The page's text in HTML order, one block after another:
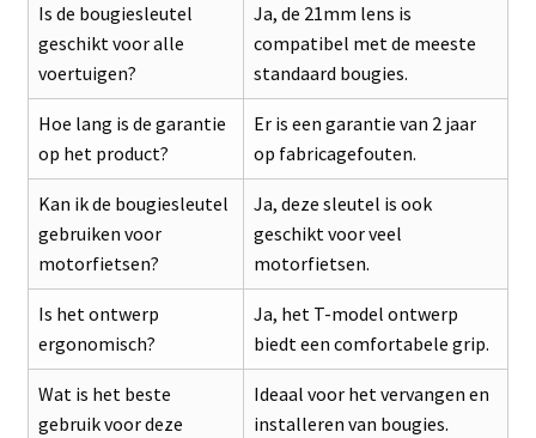
Is de bougiesleutel
geschikt voor alle
voertuigen?
Ja, de 21mm lens is
compatibel met de meeste
standaard bougies.
Hoe lang is de garantie
op het product?
Er is een garantie van 2 jaar
op fabricagefouten.
Kan ik de bougiesleutel
gebruiken voor
motorfietsen?
Ja, deze sleutel is ook
geschikt voor veel
motorfietsen.
Is het ontwerp
ergonomisch?
Ja, het T-model ontwerp
biedt een comfortabele grip.
Wat is het beste
gebruik voor deze
Ideaal voor het vervangen en
installeren van bougies.